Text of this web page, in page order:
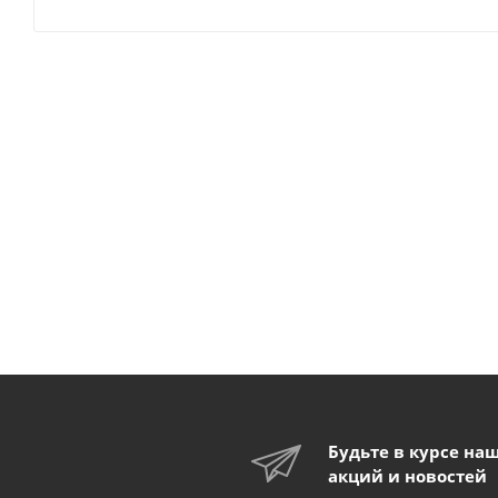
Будьте в курсе
акций и новостей